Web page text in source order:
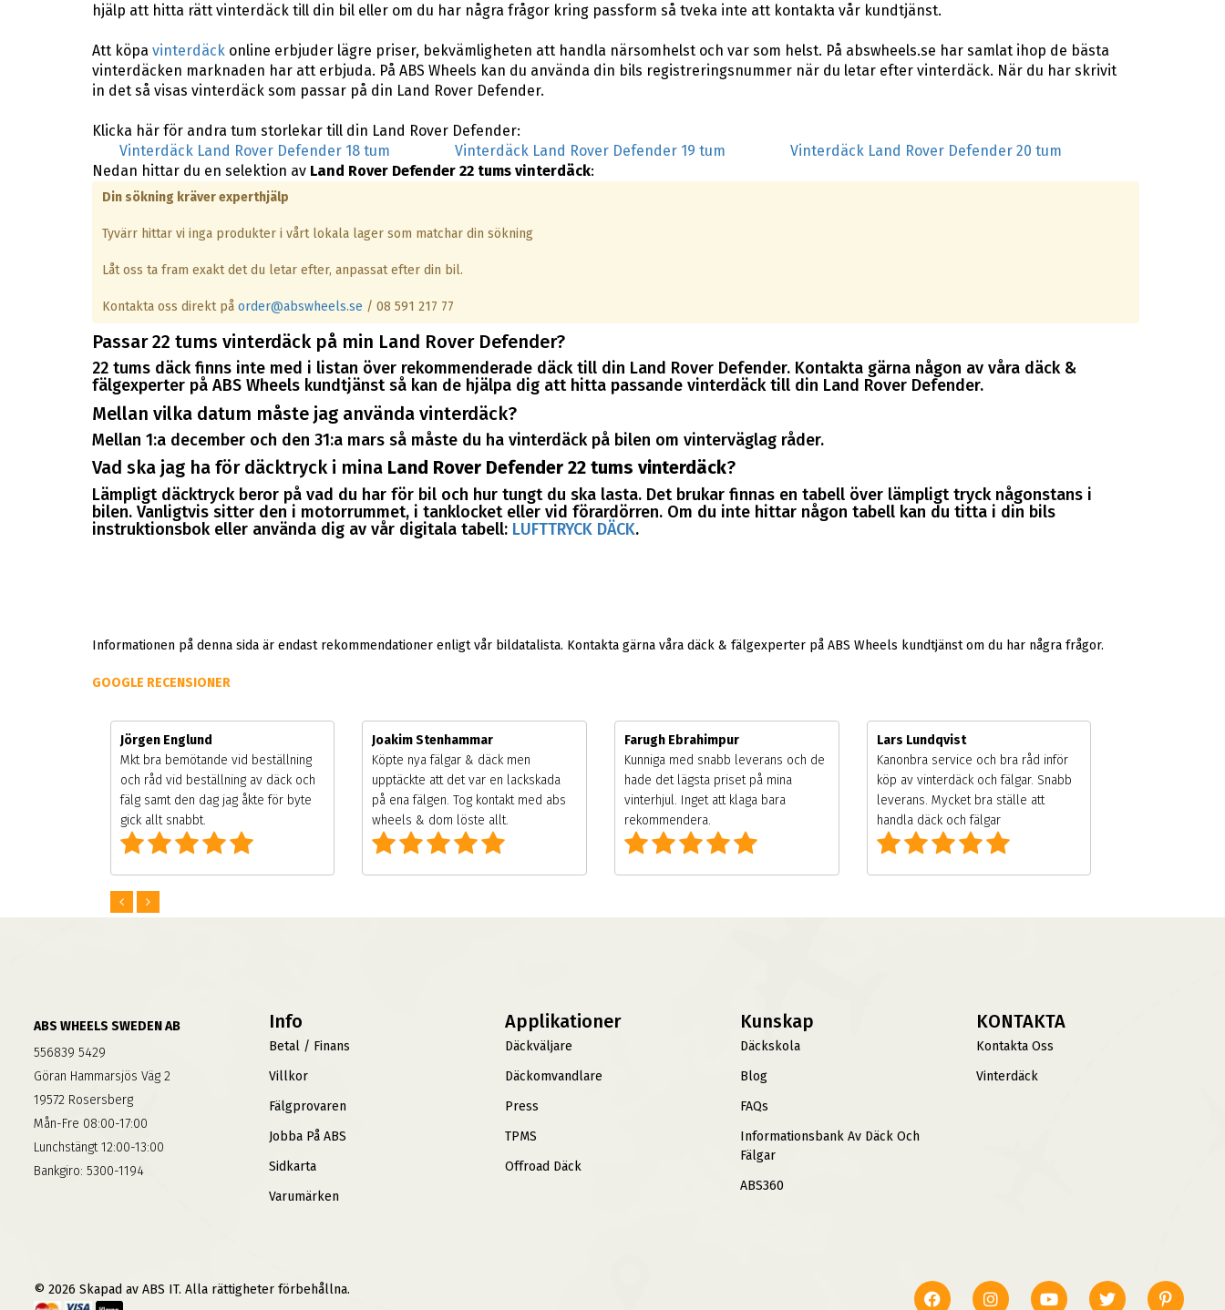
hjälp att hitta rätt vinterdäck till din bil eller om du har några frågor kring passform så tveka inte att kontakta vår kundtjänst.
Att köpa vinterdäckonline erbjuder lägre priser, bekvämligheten att handla närsomhelst och var som helst. På abswheels.se har samlat ihop de bästa
vinterdäcken marknaden har att erbjuda. På ABS Wheels kan du använda din bils registreringsnummer när du letar efter vinterdäck. När du har skrivit
in det så visas vinterdäck som passar på din Land Rover Defender.
Klicka här för andra tum storlekar till din Land Rover Defender:
Vinterdäck Land Rover Defender 18 tum
Vinterdäck Land Rover Defender 19 tum
Vinterdäck Land Rover Defender 20 tum
Nedan hittar du en selektion av Land Rover Defender 22 tums vinterdäck:
Din sökning kräver experthjälp
Tyvärr hittar vi inga produkter i vårt lokala lager som matchar din sökning
Låt oss ta fram exakt det du letar efter, anpassat efter din bil.
Kontakta oss direkt på order@abswheels.se / 08 591 217 77
Passar 22 tums vinterdäck på min Land Rover Defender?
22 tums däck finns inte med i listan över rekommenderade däck till din Land Rover Defender. Kontakta gärna någon av våra däck &
fälgexperter på ABS Wheels kundtjänst så kan de hjälpa dig att hitta passande vinterdäck till din Land Rover Defender.
Mellan vilka datum måste jag använda vinterdäck?
Mellan 1:a december och den 31:a mars så måste du ha vinterdäck på bilen om vinterväglag råder.
Vad ska jag ha för däcktryck i mina Land Rover Defender 22 tums vinterdäck?
Lämpligt däcktryck beror på vad du har för bil och hur tungt du ska lasta. Det brukar finnas en tabell över lämpligt tryck någonstans i
bilen. Vanligtvis sitter den i motorrummet, i tanklocket eller vid förardörren. Om du inte hittar någon tabell kan du titta i din bils
instruktionsbok eller använda dig av vår digitala tabell: LUFTTRYCK DÄCK.
Informationen på denna sida är endast rekommendationer enligt vår bildatalista. Kontakta gärna våra däck & fälgexperter på ABS Wheels kundtjänst om du har några frågor.
GOOGLE RECENSIONER
Jörgen Englund
Mkt bra bemötande vid beställning
och råd vid beställning av däck och
fälg samt den dag jag åkte för byte
gick allt snabbt.
Joakim Stenhammar
Köpte nya fälgar & däck men
upptäckte att det var en lackskada
på ena fälgen. Tog kontakt med abs
wheels & dom löste allt.
Farugh Ebrahimpur
Kunniga med snabb leverans och de
hade det lägsta priset på mina
vinterhjul. Inget att klaga bara
rekommendera.
Lars Lundqvist
Kanonbra service och bra råd inför
köp av vinterdäck och fälgar. Snabb
leverans. Mycket bra ställe att
handla däck och fälgar
ABS WHEELS SWEDEN AB
556839 5429
Göran Hammarsjös Väg 2
19572 Rosersberg
Mån-Fre 08:00-17:00
Lunchstängt 12:00-13:00
Bankgiro: 5300-1194
Info
Betal / Finans
Villkor
Fälgprovaren
Jobba På ABS
Sidkarta
Varumärken
Applikationer
Däckväljare
Däckomvandlare
Press
TPMS
Offroad Däck
Kunskap
Däckskola
Blog
FAQs
Informationsbank Av Däck Och
Fälgar
ABS360
KONTAKTA
Kontakta Oss
Vinterdäck
© 2026 Skapad av ABS IT. Alla rättigheter förbehållna.